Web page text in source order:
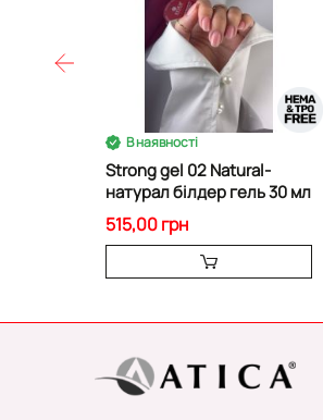
В наявності
Strong gel 02 Natural-
натурал білдер гель 30 мл
515,00 грн